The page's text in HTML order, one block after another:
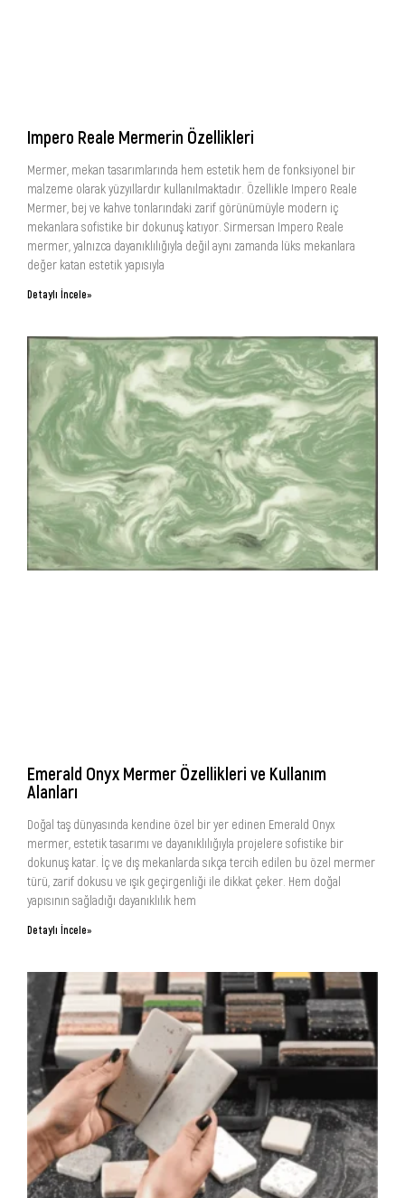
Impero Reale Mermerin Özellikleri
Mermer, mekan tasarımlarında hem estetik hem de fonksiyonel bir
malzeme olarak yüzyıllardır kullanılmaktadır. Özellikle Impero Reale
Mermer, bej ve kahve tonlarındaki zarif görünümüyle modern iç
mekanlara sofistike bir dokunuş katıyor. Sirmersan Impero Reale
mermer, yalnızca dayanıklılığıyla değil aynı zamanda lüks mekanlara
değer katan estetik yapısıyla
Detaylı İncele»
Emerald Onyx Mermer Özellikleri ve Kullanım
Alanları
Doğal taş dünyasında kendine özel bir yer edinen Emerald Onyx
mermer, estetik tasarımı ve dayanıklılığıyla projelere sofistike bir
dokunuş katar. İç ve dış mekanlarda sıkça tercih edilen bu özel mermer
türü, zarif dokusu ve ışık geçirgenliği ile dikkat çeker. Hem doğal
yapısının sağladığı dayanıklılık hem
Detaylı İncele»